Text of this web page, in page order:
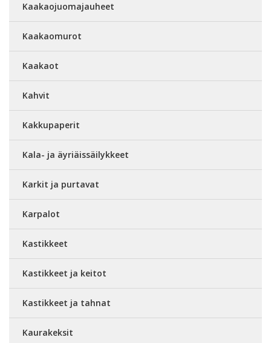
Kaakaojuomajauheet
Kaakaomurot
Kaakaot
Kahvit
Kakkupaperit
Kala- ja äyriäissäilykkeet
Karkit ja purtavat
Karpalot
Kastikkeet
Kastikkeet ja keitot
Kastikkeet ja tahnat
Kaurakeksit